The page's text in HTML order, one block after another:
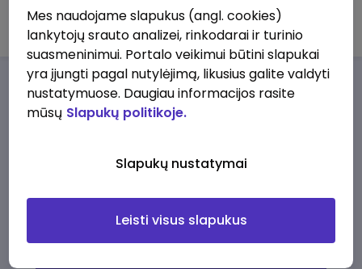
ProForce Industry OÜ
Darbo pasiūlymaiApie musPrivalumai
darbo pasiūlymų
Mes naudojame slapukus (angl. cookies)
lankytojų srauto analizei, rinkodarai ir turinio
suasmeninimui. Portalo veikimui būtini slapukai
yra įjungti pagal nutylėjimą, likusius galite valdyti
nustatymuose. Daugiau informacijos rasite
mūsų Slapukų politikoje.
Slapukų nustatymai
Leisti visus slapukus